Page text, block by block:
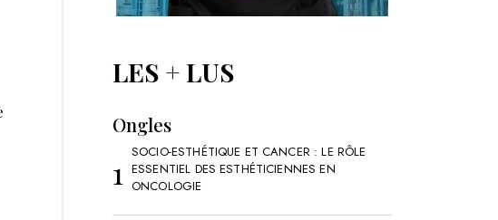
LES + LUS
Ongles
SOCIO-ESTHÉTIQUE ET CANCER : LE RÔLE
ESSENTIEL DES ESTHÉTICIENNES EN
ONCOLOGIE